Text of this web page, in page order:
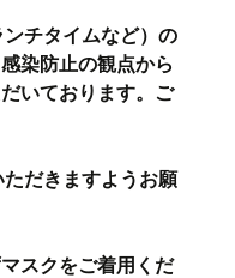
チタイムなど）の
染防止の観点から
いております。ご
だきますようお願
スクをご着用くだ